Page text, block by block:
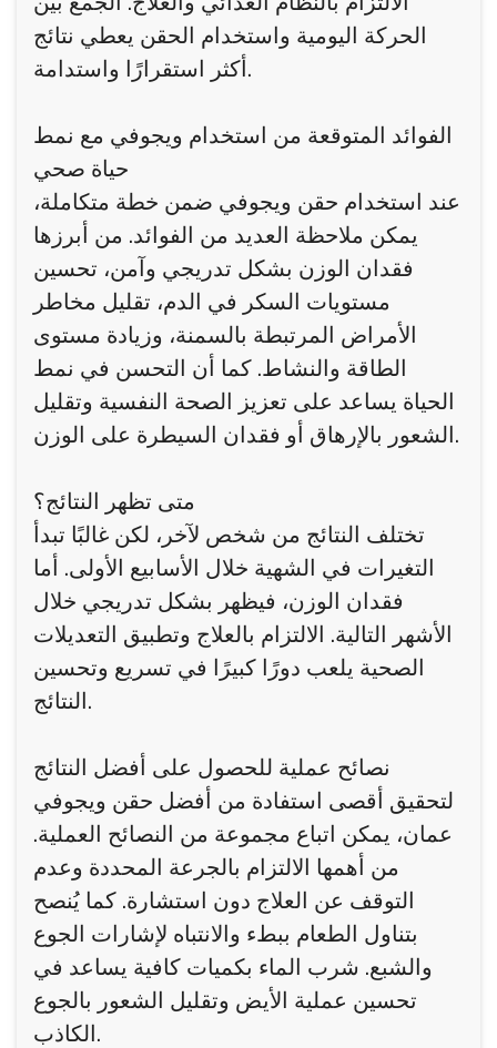
الحركة اليومية واستخدام الحقن يعطي نتائج
أكثر استقرارًا واستدامة.
الفوائد المتوقعة من استخدام ويجوفي مع نمط
حياة صحي
عند استخدام حقن ويجوفي ضمن خطة متكاملة،
يمكن ملاحظة العديد من الفوائد. من أبرزها
فقدان الوزن بشكل تدريجي وآمن، تحسين
مستويات السكر في الدم، تقليل مخاطر
الأمراض المرتبطة بالسمنة، وزيادة مستوى
الطاقة والنشاط. كما أن التحسن في نمط
الحياة يساعد على تعزيز الصحة النفسية وتقليل
الشعور بالإرهاق أو فقدان السيطرة على الوزن.
متى تظهر النتائج؟
تختلف النتائج من شخص لآخر، لكن غالبًا تبدأ
التغيرات في الشهية خلال الأسابيع الأولى. أما
فقدان الوزن، فيظهر بشكل تدريجي خلال
الأشهر التالية. الالتزام بالعلاج وتطبيق التعديلات
الصحية يلعب دورًا كبيرًا في تسريع وتحسين
النتائج.
نصائح عملية للحصول على أفضل النتائج
لتحقيق أقصى استفادة من أفضل حقن ويجوفي
عمان، يمكن اتباع مجموعة من النصائح العملية.
من أهمها الالتزام بالجرعة المحددة وعدم
التوقف عن العلاج دون استشارة. كما يُنصح
بتناول الطعام ببطء والانتباه لإشارات الجوع
والشبع. شرب الماء بكميات كافية يساعد في
تحسين عملية الأيض وتقليل الشعور بالجوع
الكاذب.